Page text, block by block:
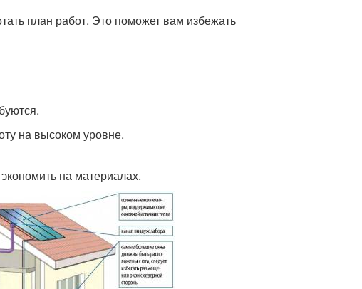
план работ. Это поможет вам избежать
на высоком уровне.
на материалах.